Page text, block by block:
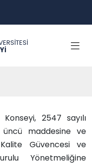
2547 sayılı
üncü maddesine ve
Güvencesi ve
Yönetmeliğine